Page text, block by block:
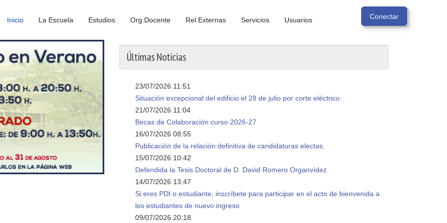
Inicio La Escuela Estudios Org.Docente Rel.Externas Servicios Usuarios
Últimas Noticias
23/07/2026 11:51
Situación excepcional del edificio el 28 de julio por corte eléctrico
21/07/2026 11:04
Becas de Colaboración curso 2026-27
16/07/2026 08:55
Publicación de la relación definitiva de candidaturas electas.
15/07/2026 10:42
Defendida la Tesis Doctoral de D. David Romero Organvídez
14/07/2026 13:47
Si eres PDI o estudiante, inscríbete para participar en el acto de bienvenida a
los estudiantes de nuevo ingreso
09/07/2026 20:18